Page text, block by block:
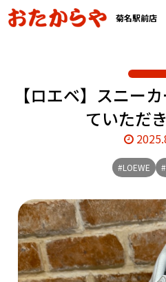
菊名駅前店
【ロエベ】スニー
ていただ
#LOEWE